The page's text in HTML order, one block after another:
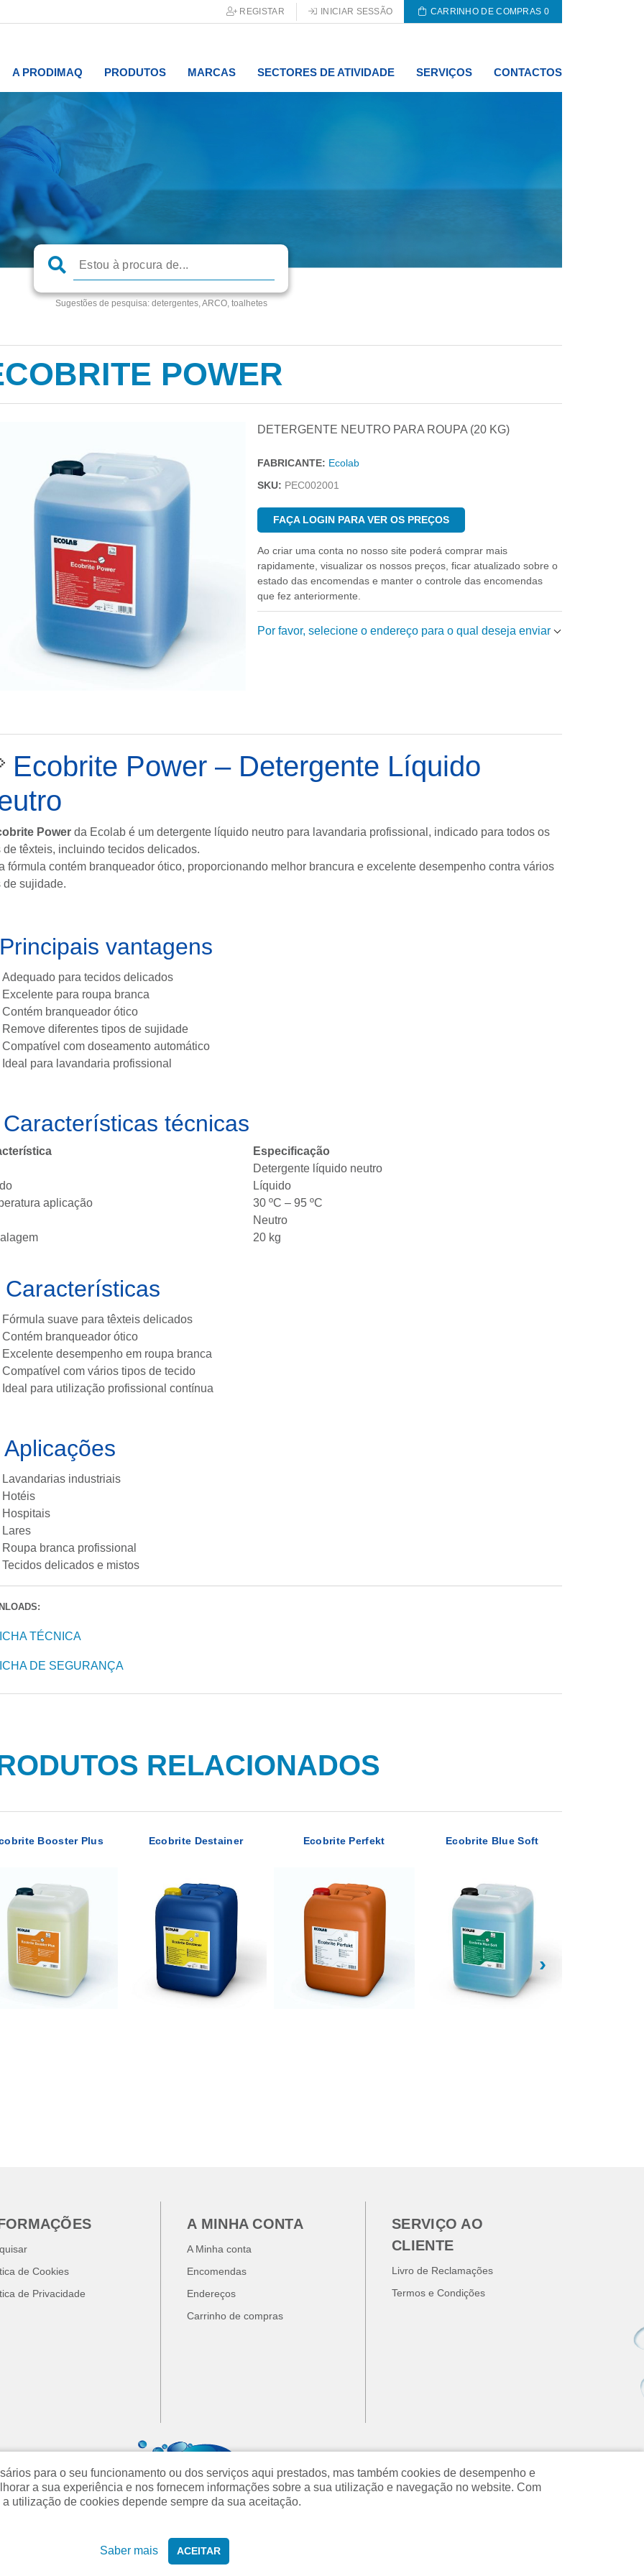
REGISTAR INICIAR SESSÃO CARRINHO DE COMPRAS 0
A PRODIMAQ PRODUTOS MARCAS SECTORES DE ATIVIDADE SERVIÇOS CONTACTOS
Sugestões de pesquisa:detergentes, ARCO, toalhetes
POWER
DETERGENTE NEUTRO PARA ROUPA (20 KG)
FABRICANTE: Ecolab
SKU: PEC002001
FAÇA LOGIN PARA VER OS PREÇOS
Ao criar uma conta no nosso site poderá comprar mais
rapidamente, visualizar os nossos preços, ficar atualizado sobre o
estado das encomendas e manter o controle das encomendas
que fez anteriormente.
Por favor, selecione o endereço para o qual deseja enviar
Ecobrite Power – Detergente Líquido
Power da Ecolab é um detergente líquido neutro para lavandaria profissional, indicado para todos os
de têxteis, incluindo tecidos delicados.
fórmula contém branqueador ótico, proporcionando melhor brancura e excelente desempenho contra vários
de sujidade.
Principais vantagens
Adequado para tecidos delicados
Excelente para roupa branca
Contém branqueador ótico
Remove diferentes tipos de sujidade
Compatível com doseamento automático
Ideal para lavandaria profissional
Características técnicas
Especificação
Detergente líquido neutro
Líquido
aplicação
30 ºC – 95 ºC
Neutro
20 kg
Características
Fórmula suave para têxteis delicados
Contém branqueador ótico
Excelente desempenho em roupa branca
Compatível com vários tipos de tecido
Ideal para utilização profissional contínua
Aplicações
Lavandarias industriais
Hotéis
Hospitais
Lares
Roupa branca profissional
Tecidos delicados e mistos
TÉCNICA
DE SEGURANÇA
RELACIONADOS
Booster Plus Ecobrite Destainer Ecobrite Perfekt Ecobrite Blue Soft
›
de Cookies
de Privacidade
A MINHA CONTA
A Minha conta
Encomendas
Endereços
Carrinho de compras
SERVIÇO AO
CLIENTE
Livro de Reclamações
Termos e Condições
para o seu funcionamento ou dos serviços aqui prestados, mas também cookies de desempenho e
a sua experiência e nos fornecem informações sobre a sua utilização e navegação no website. Com
utilização de cookies depende sempre da sua aceitação.
Saber mais ACEITAR